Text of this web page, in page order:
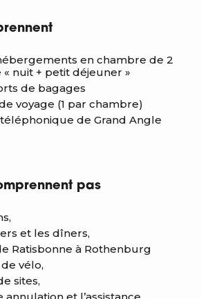
en chambre de 2
nuit + petit déjeuner »
de bagages
voyage (1 par chambre)
de Grand Angle
pas
et les dîners,
Ratisbonne à Rothenburg
vélo,
sites,